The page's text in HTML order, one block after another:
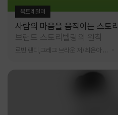
북트레일러
사람의 마음을 움직이는 스토리
브랜드 스토리텔링의 원칙